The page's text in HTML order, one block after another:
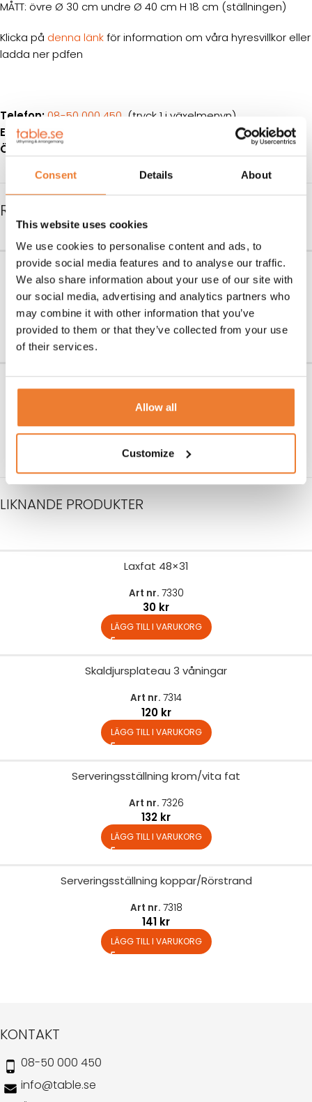
Consent Details About
This website uses cookies
We use cookies to personalise content and ads, to
provide social media features and to analyse our traffic.
We also share information about your use of our site with
our social media, advertising and analytics partners who
may combine it with other information that you’ve
provided to them or that they’ve collected from your use
of their services.
Allow all
Customize
MÅTT: övre Ø 30 cm undre Ø 40 cm H 18 cm (ställningen)
Klicka på denna länkför information om våra hyresvillkor eller
ladda ner pdfen
Telefon:08-50 000 450 (tryck 1 i växelmenyn)
E-post:info@table.se
Öppettider:
RELATERADE PRODUKTER
Kräftkniv
Art nr.6681
3,50 kr
LÄGG TILL I VARUKORG
Iskuber i kyllåda 10 kg
Art nr.7100
267kr
LÄGG TILL I VARUKORG
Skaldjursbestick
LÄGG TILL I VARUKORG
Kloknäckare
LÄGG TILL I VARUKORG
LIKNANDE PRODUKTER
Laxfat 48×31
Art nr. 7330
30 kr
LÄGG TILL I VARUKORG
Skaldjursplateau 3 våningar
Art nr. 7314
120 kr
LÄGG TILL I VARUKORG
Serveringsställning krom/vita fat
Art nr. 7326
132 kr
LÄGG TILL I VARUKORG
Serveringsställning koppar/Rörstrand
Art nr. 7318
141 kr
LÄGG TILL I VARUKORG
KONTAKT
08-50 000 450
info@table.se